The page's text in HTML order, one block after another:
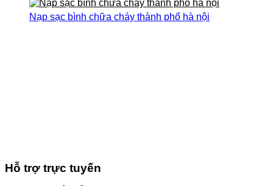
Nạp sạc bình chữa cháy thành phố hà nội
Hỗ trợ trực tuyến